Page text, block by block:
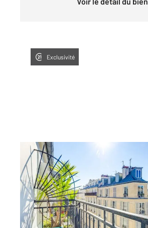
Exclusivité
PARIS 75017
65,11 m2, 5 pièces
Ref : 12834
Appartement F4 à vendre
620 000 €
Visiter le site dédié